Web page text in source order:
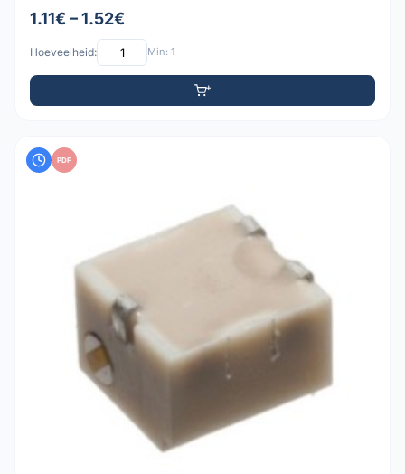
1.11€ – 1.52€
Hoeveelheid: Min: 1
PDF